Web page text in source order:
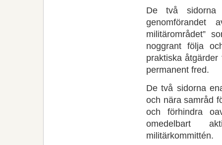
De två sidorna
genomförandet
militärområdet”
noggrant följa
praktiska
permanent fred.
De två sidorna
och nära samråd
och förhindra
omedelbart
militärkommittén.